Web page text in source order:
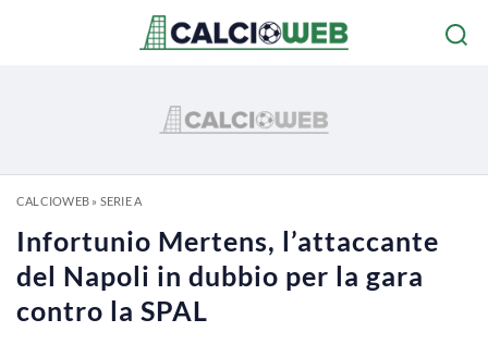
CALCIOWEB» SERIE A
Infortunio Mertens, l’attaccante
del Napoli in dubbio per la gara
contro la SPAL